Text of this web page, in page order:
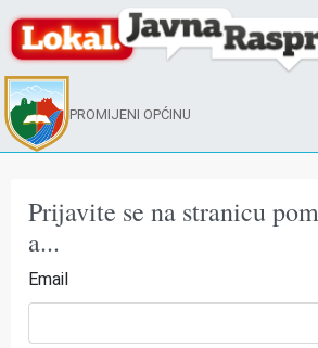
PROMIJENI OPĆINU
Prijavite se na stranicu
a...
Email